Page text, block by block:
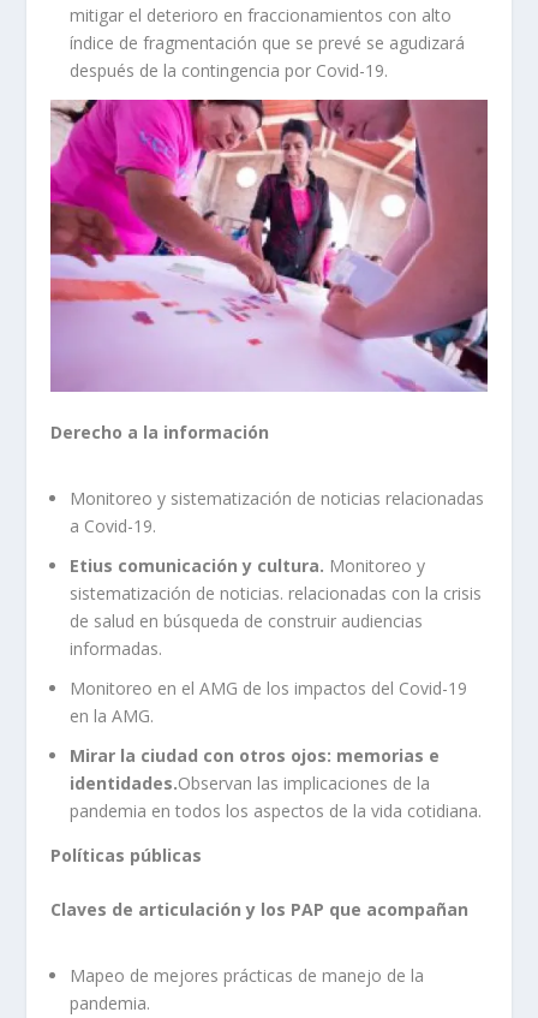
mitigar el deterioro en fraccionamientos con alto
índice de fragmentación que se prevé se agudizará
después de la contingencia por Covid-19.
Derecho a la información
Monitoreo y sistematización de noticias relacionadas
a Covid-19.
Etius comunicación y cultura. Monitoreo y
sistematización de noticias. relacionadas con la crisis
de salud en búsqueda de construir audiencias
informadas.
Monitoreo en el AMG de los impactos del Covid-19
en la AMG.
Mirar la ciudad con otros ojos: memorias e
identidades.Observan las implicaciones de la
pandemia en todos los aspectos de la vida cotidiana.
Políticas públicas
Claves de articulación y los PAP que acompañan
Mapeo de mejores prácticas de manejo de la
pandemia.